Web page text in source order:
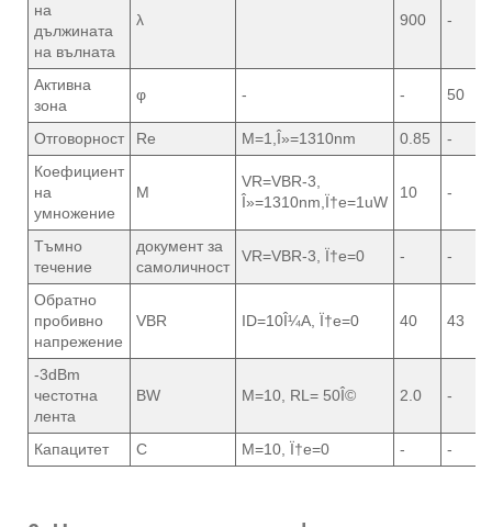
на
дължината
на вълната
λ 900 -
Активна
зона
φ - - 50
Отговорност Re M=1,Î»=1310nm 0.85 -
Коефициент
на
умножение
M
VR=VBR-3,
Î»=1310nm,Ï†e=1uW
10 -
Тъмно
течение
документ за
самоличност
VR=VBR-3, Ï†e=0 - -
Обратно
пробивно
напрежение
VBR ID=10Î¼A, Ï†e=0 40 43
-3dBm
честотна
лента
BW M=10, RL= 50Î© 2.0 -
Капацитет C M=10, Ï†e=0 - -